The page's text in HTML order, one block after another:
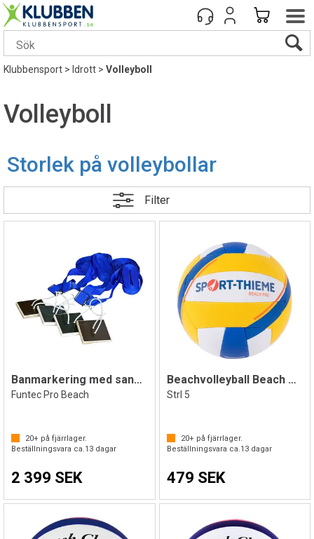
Klubbensport> Idrott>Volleyboll
Volleyboll
Storlek på volleybollar
Filter
Banmarkering med sandankare beachvolley
Funtec Pro Beach
20+ på fjärrlager.
Beställningsvara ca.13 dagar
2 399 SEK
Beachvolleyball Beach Pro
Strl 5
20+på fjärrlager.
Beställningsvara ca.13dagar
479 SEK